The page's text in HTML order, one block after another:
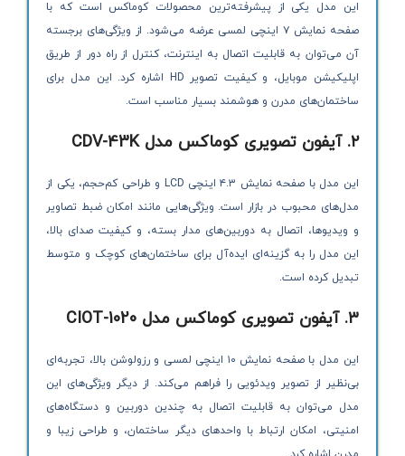
این مدل یکی از پیشرفته‌ترین محصولات کوماکس است که با
صفحه نمایش ۷ اینچی لمسی عرضه می‌شود. از ویژگی‌های برجسته
آن می‌توان به قابلیت اتصال به اینترنت، کنترل از راه دور از طریق
اپلیکیشن موبایل، و کیفیت تصویر HD اشاره کرد. این مدل برای
ساختمان‌های مدرن و هوشمند بسیار مناسب است.
۲.آیفون تصویری کوماکس مدل CDV-43K
این مدل با صفحه نمایش ۴.۳ اینچی LCD و طراحی کم‌حجم، یکی از
مدل‌های محبوب در بازار است. ویژگی‌هایی مانند امکان ضبط تصاویر
و ویدیوها، اتصال به دوربین‌های مدار بسته، و کیفیت صدای بالا،
این مدل را به گزینه‌ای ایده‌آل برای ساختمان‌های کوچک و متوسط
تبدیل کرده است.
۳.آیفون تصویری کوماکس مدل CIOT-1020
این مدل با صفحه نمایش ۱۰ اینچی لمسی و رزولوشن بالا، تجربه‌ای
بی‌نظیر از تصویر ویدئویی را فراهم می‌کند. از دیگر ویژگی‌های این
مدل می‌توان به قابلیت اتصال به چندین دوربین و دستگاه‌های
امنیتی، امکان ارتباط با واحدهای دیگر ساختمان، و طراحی زیبا و